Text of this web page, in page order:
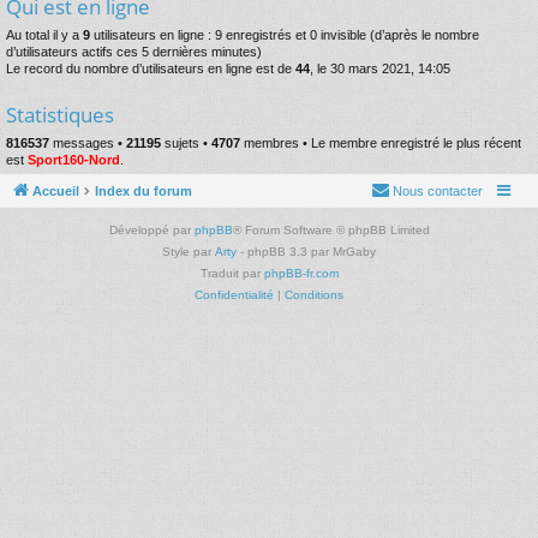
Qui est en ligne
Au total il y a 9 utilisateurs en ligne : 9 enregistrés et 0 invisible (d’après le nombre
d’utilisateurs actifs ces 5 dernières minutes)
Le record du nombre d’utilisateurs en ligne est de 44 , le 30 mars 2021, 14:05
Statistiques
816537 messages • 21195 sujets • 4707 membres • Le membre enregistré le plus récent
est Sport160-Nord
Accueil Index du forum Nous contacter
Développé par phpBB® Forum Software © phpBB Limited
Style par Arty - phpBB 3.3 par MrGaby
Traduit par phpBB-fr.com
Confidentialité | Conditions